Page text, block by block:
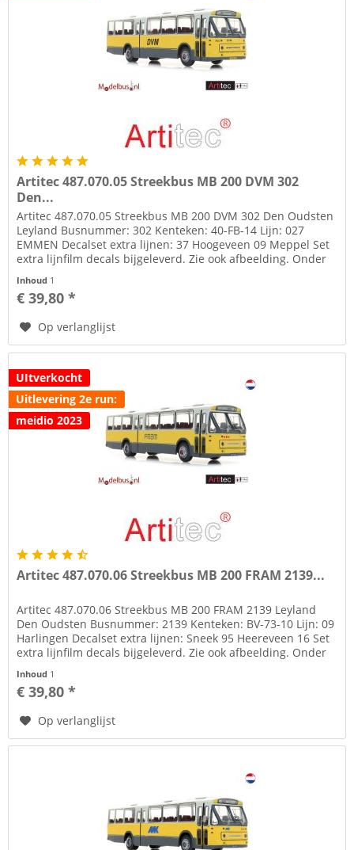
Artitec 487.070.05 Streekbus MB 200 DVM 302
Den...
Artitec 487.070.05 Streekbus MB 200 DVM 302 Den Oudsten
Leyland Busnummer: 302 Kenteken: 40-FB-14 Lijn: 027
EMMEN Decalset extra lijnen: 37 Hoogeveen 09 Meppel Set
extra lijnfilm decals bijgeleverd. Zie ook afbeelding. Onder
Inhoud 1
€ 39,80 *
Op verlanglijst
UItverkocht
Uitlevering 2e run:
meidio 2023
Artitec 487.070.06 Streekbus MB 200 FRAM 2139...
Artitec 487.070.06 Streekbus MB 200 FRAM 2139 Leyland
Den Oudsten Busnummer: 2139 Kenteken: BV-73-10 Lijn: 09
Harlingen Decalset extra lijnen: Sneek 95 Heereveen 16 Set
extra lijnfilm decals bijgeleverd. Zie ook afbeelding. Onder
Inhoud 1
€ 39,80 *
Op verlanglijst